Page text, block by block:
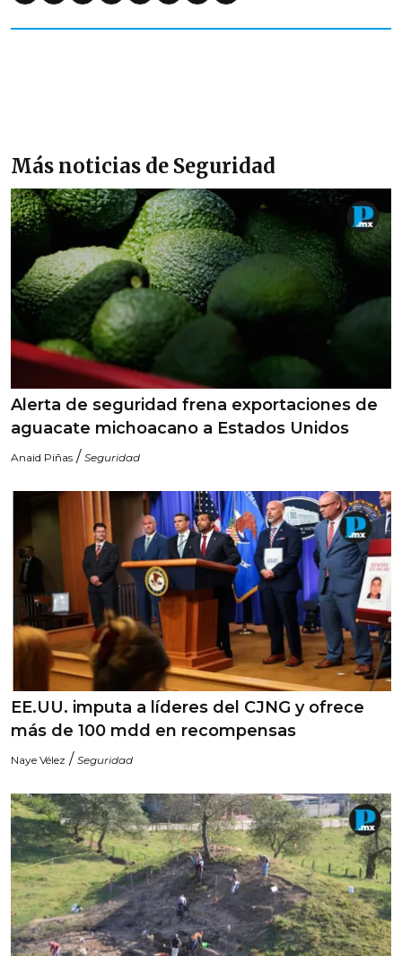
Más noticias de Seguridad
Alerta de seguridad frena exportaciones de
aguacate michoacano a Estados Unidos
Anaid Piñas / Seguridad
EE.UU. imputa a líderes del CJNG y ofrece
más de 100 mdd en recompensas
Naye Vélez / Seguridad